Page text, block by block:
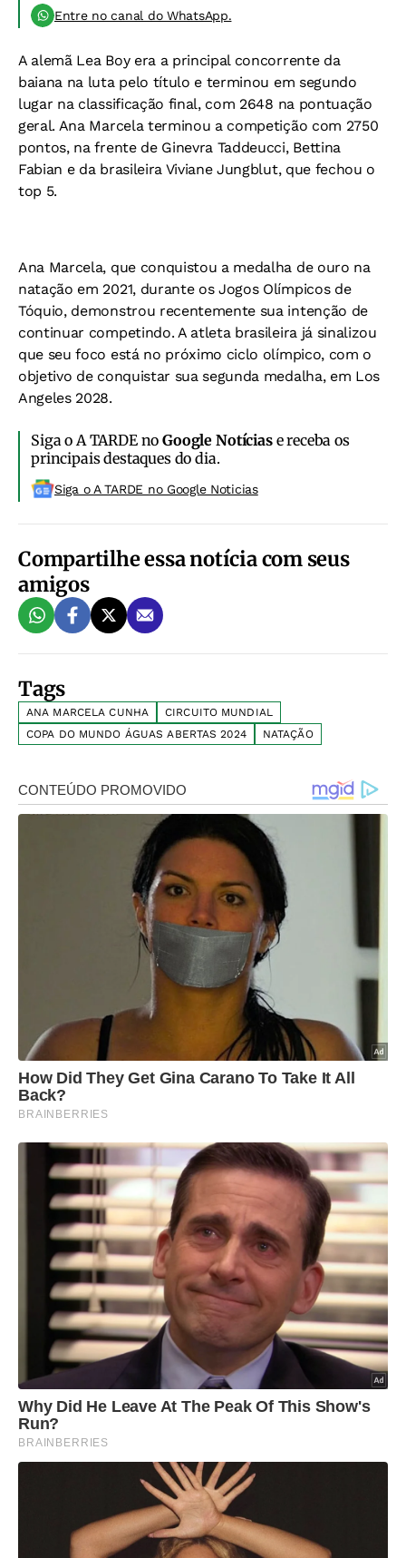
Entre no canal do WhatsApp.
A alemã Lea Boy era a principal concorrente da
baiana na luta pelo título e terminou em segundo
lugar na classificação final, com 2648 na pontuação
geral. Ana Marcela terminou a competição com 2750
pontos, na frente de Ginevra Taddeucci, Bettina
Fabian e da brasileira Viviane Jungblut, que fechou o
top 5.
Ana Marcela, que conquistou a medalha de ouro na
natação em 2021, durante os Jogos Olímpicos de
Tóquio, demonstrou recentemente sua intenção de
continuar competindo. A atleta brasileira já sinalizou
que seu foco está no próximo ciclo olímpico, com o
objetivo de conquistar sua segunda medalha, em Los
Angeles 2028.
Siga o A TARDE noGoogle Notíciase receba os
principais destaques do dia.
Siga o A TARDE no Google Noticias
Compartilhe essa notícia com seus
amigos
Tags
ANA MARCELA CUNHA
CIRCUITO MUNDIAL
COPA DO MUNDO ÁGUAS ABERTAS 2024
NATAÇÃO